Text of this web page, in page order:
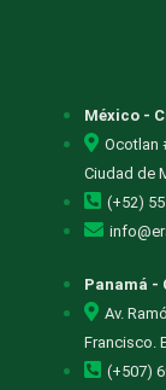
México -
Ocotlan
Ciudad de
(+52)
Panamá -
Av.
Francisco.
(+507)